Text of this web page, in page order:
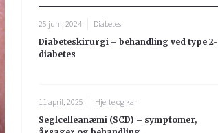
Øjne og ører
25 juni, 2024
Diabetes
Diabeteskirurgi – behandling ved type 2-
diabetes
11 april, 2025
Hjerte og kar
Seglcelleanæmi (SCD) – symptomer,